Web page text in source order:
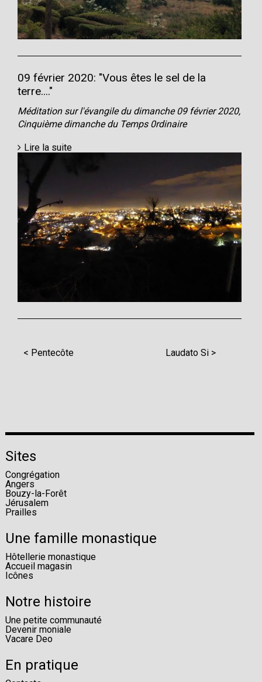
09 février 2020: "Vous êtes le sel de la
terre...."
Méditation sur l'évangile du dimanche 09 février 2020,
Cinquième dimanche du Temps 0rdinaire
Lire la suite
< Pentecôte Laudato Si >
Sites
Congrégation
Angers
Bouzy-la-Forêt
Jérusalem
Prailles
Une famille monastique
Hôtellerie monastique
Accueil magasin
Icônes
Notre histoire
Une petite communauté
Devenir moniale
Vacare Deo
En pratique